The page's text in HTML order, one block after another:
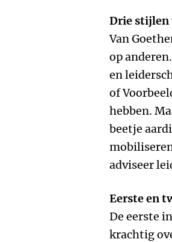
Drie stijlen
Van
op
en
of
hebben.
beetje
adviseer
Eerste en
De eerste
krachtig